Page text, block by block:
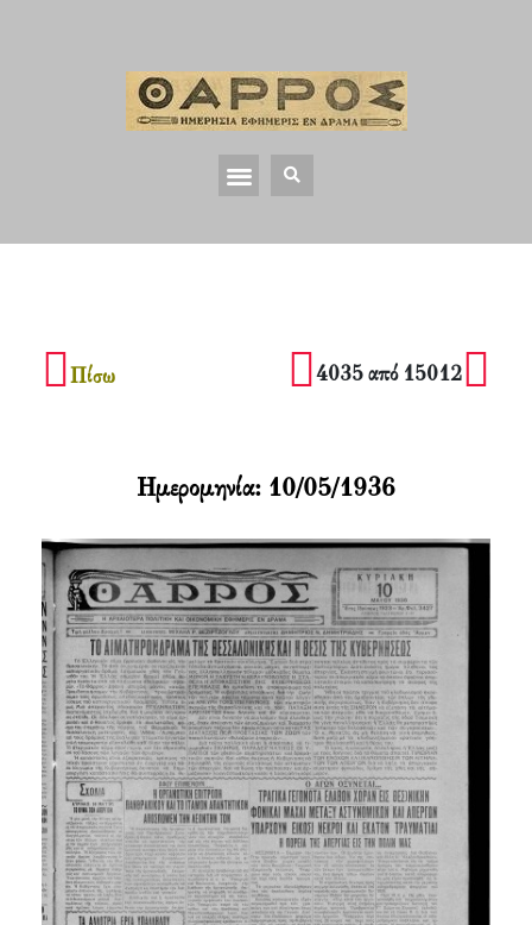
Πίσω 4035 από 15012
Ημερομηνία: 10/05/1936